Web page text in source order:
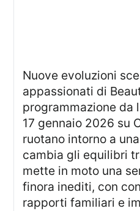
Nuove evoluzioni sceniche attendono gli
appassionati di
programmazione da
17 gennaio 2026 su
ruotano intorno a
cambia gli equilibri
mette in moto una
finora inediti, con
rapporti familiari e